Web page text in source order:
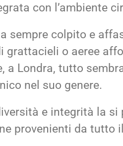
con l’ambiente
sempre colpito e
grattacieli o aeree
a Londra, tutto
nel suo genere.
e integrità la si
provenienti da tutto